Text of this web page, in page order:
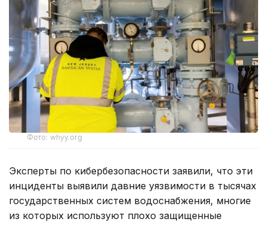
Фото: whyy.org
Эксперты по кибербезопасности заявили, что эти
инциденты выявили давние уязвимости в тысячах
государственных систем водоснабжения, многие
из которых используют плохо защищенные